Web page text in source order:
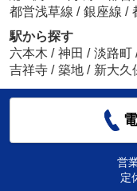
都営浅草線 / 銀座線 /
駅から探す
六本木 / 神田 / 淡路町
吉祥寺 / 築地 / 新大久
営
定